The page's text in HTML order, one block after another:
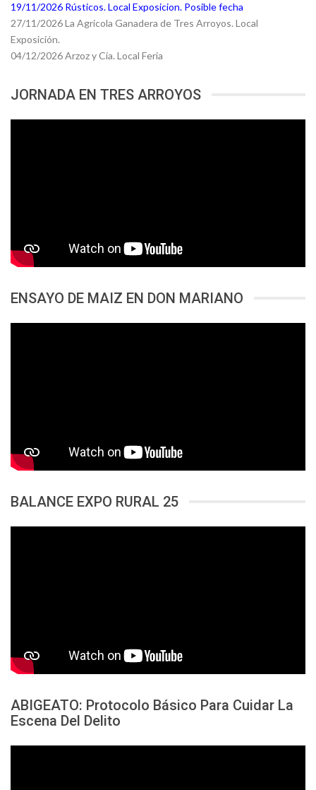
19/11/2026 Rústicos. Local Exposicion. Posible fecha
27/11/2026 La Agricola Ganadera de Tres Arroyos. Local
Exposición.
04/12/2026 Arzoz y Cia. Local Feria
JORNADA EN TRES ARROYOS
ENSAYO DE MAIZ EN DON MARIANO
BALANCE EXPO RURAL 25
ABIGEATO: Protocolo Básico Para Cuidar La
Escena Del Delito